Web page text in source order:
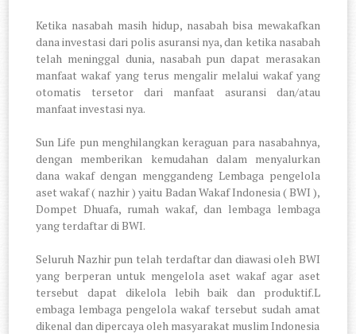
Ketika nasabah masih hidup, nasabah bisa mewakafkan
dana investasi dari polis asuransi nya, dan ketika nasabah
telah meninggal dunia, nasabah pun dapat merasakan
manfaat wakaf yang terus mengalir melalui wakaf yang
otomatis tersetor dari manfaat asuransi dan/atau
manfaat investasi nya.
Sun Life pun menghilangkan keraguan para nasabahnya,
dengan memberikan kemudahan dalam menyalurkan
dana wakaf dengan menggandeng Lembaga pengelola
aset wakaf ( nazhir ) yaitu Badan Wakaf Indonesia ( BWI ),
Dompet Dhuafa, rumah wakaf, dan lembaga lembaga
yang terdaftar di BWI.
Seluruh Nazhir pun telah terdaftar dan diawasi oleh BWI
yang berperan untuk mengelola aset wakaf agar aset
tersebut dapat dikelola lebih baik dan produktif.L
embaga lembaga pengelola wakaf tersebut sudah amat
dikenal dan dipercaya oleh masyarakat muslim Indonesia